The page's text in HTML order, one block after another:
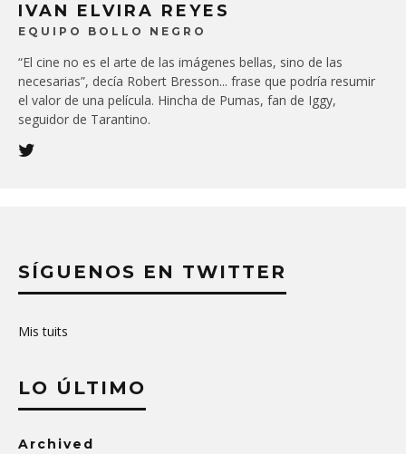
IVAN ELVIRA REYES
EQUIPO BOLLO NEGRO
“El cine no es el arte de las imágenes bellas, sino de las
necesarias”, decía Robert Bresson... frase que podría resumir
el valor de una película. Hincha de Pumas, fan de Iggy,
seguidor de Tarantino.
SÍGUENOS EN TWITTER
Mis tuits
LO ÚLTIMO
Archived